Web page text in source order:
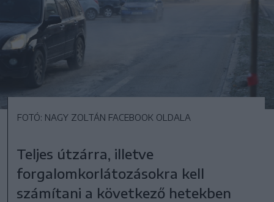
FOTÓ: NAGY ZOLTÁN FACEBOOK OLDALA
Teljes útzárra, illetve
forgalomkorlátozásokra kell
számítani a következő hetekben